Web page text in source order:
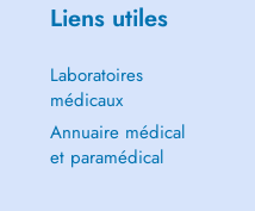
Liens utiles
Laboratoires
médicaux
Annuaire médical
et paramédical